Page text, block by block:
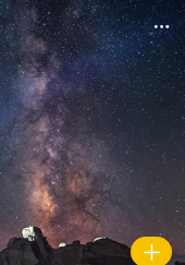
3
相册
6
好友